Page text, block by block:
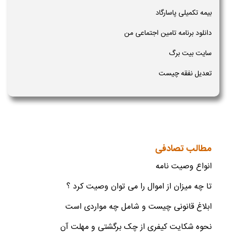
بیمه تکمیلی پاسارگاد
دانلود برنامه تامین اجتماعی من
سایت بیت برگ
تعدیل نفقه چیست
مطالب تصادفی
انواع وصیت نامه
تا چه میزان از اموال را می توان وصیت کرد ؟
ابلاغ قانونی چیست و شامل چه مواردی است
نحوه شکایت کیفری از چک برگشتی و مهلت آن